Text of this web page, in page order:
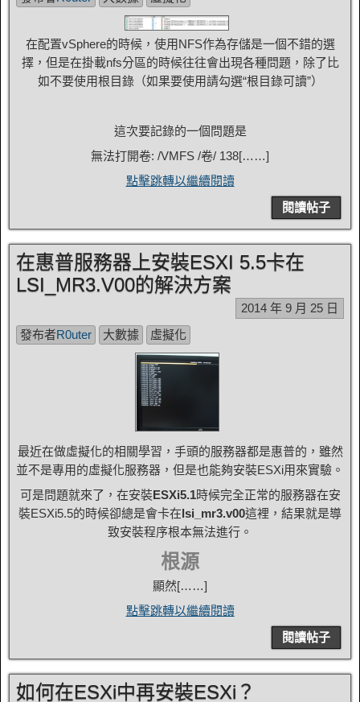
在配置vSphere的時候，使用NFS作為存儲是一個不錯的選
擇，但是在掛載nfs分區的時候往往會出現各種問題，除了比
如不要使用根目錄（如果要使用請勾選“根目錄可讀”）
這次要記錄的一個問題是
無法打開卷: /VMFS /卷/ 138[……]
點擊跳轉以繼續閱讀
閱讀帖子
在惠普服務器上安裝ESXI 5.5卡在
LSI_MR3.V00的解決方案
2014 年 9 月 25 日
發布者R0uter 大數據 虛擬化
最近在做虛擬化的相關學習，手頭的服務器都是惠普的，雖然
並不是專用的虛擬化服務器，但是也能夠安裝ESXi用來實驗。
可是問題就來了，在安裝ESXi5.1時候完全正常的服務器在安
裝ESXi5.5的時候卻總是會卡在lsi_mr3.v00這裡，結果就是導
致安裝程序根本無法進行。
根源
顯然[……]
點擊跳轉以繼續閱讀
閱讀帖子
如何在ESXi中再安裝ESXi？